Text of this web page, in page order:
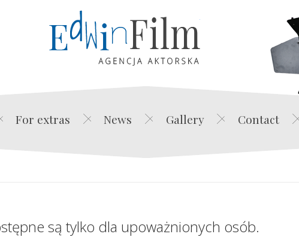
Edwin Film Agencja Aktorska
For extras News Gallery Contact
są tylko dla upoważnionych osób.